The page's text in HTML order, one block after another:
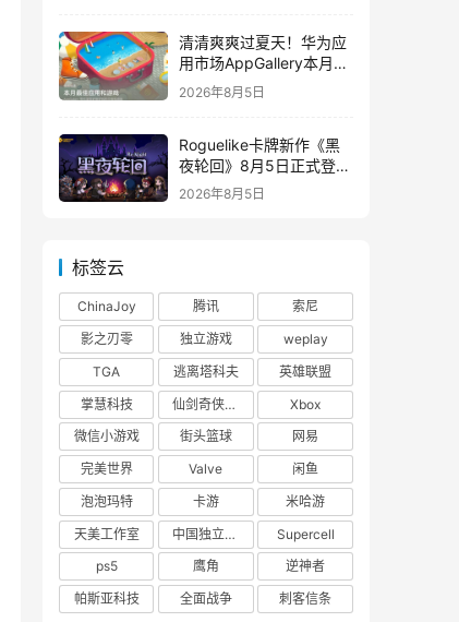
清清爽爽过夏天！华为应
用市场AppGallery本月最
佳上新，款款提升幸福感
2026年8月5日
Roguelike卡牌新作《黑
夜轮回》8月5日正式登陆
Steam，首发9折优惠开
2026年8月5日
标签云
ChinaJoy 腾讯
索尼
影之刃零
独立游戏
weplay
TGA
逃离塔科夫
英雄联盟
掌慧科技
仙剑奇侠传四
Xbox
微信小游戏
街头篮球
网易
完美世界
Valve
闲鱼
泡泡玛特
卡游
米哈游
天美工作室
中国独立游戏联盟
Supercell
ps5
鹰角
逆神者
帕斯亚科技
全面战争 刺客信条